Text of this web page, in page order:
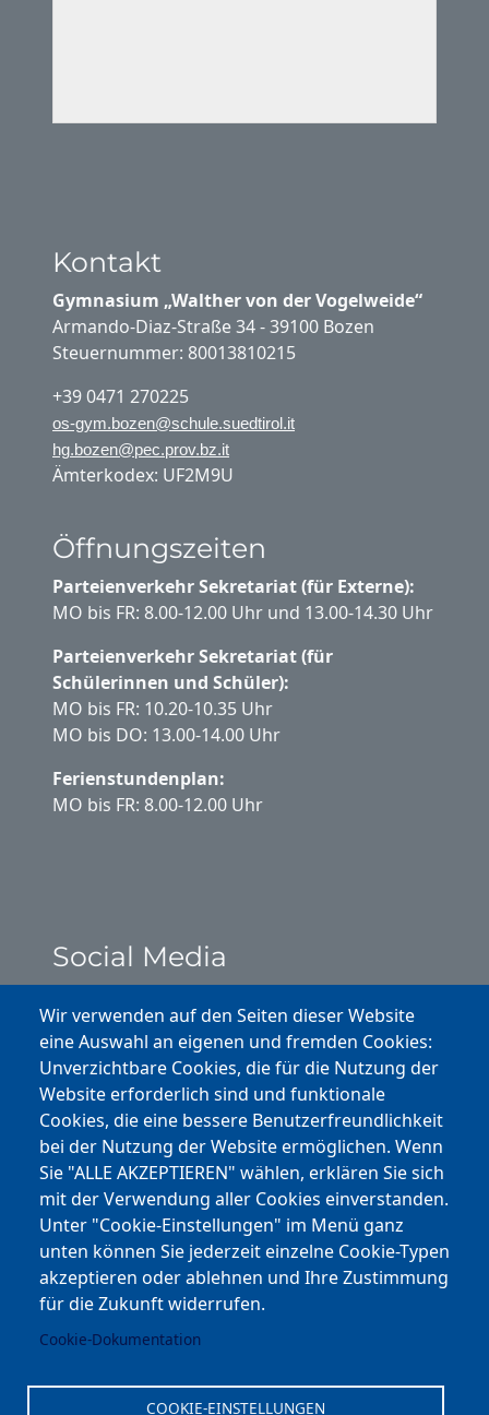
Wir verwenden auf den Seiten dieser Website
eine Auswahl an eigenen und fremden Cookies:
Unverzichtbare Cookies, die für die Nutzung der
Website erforderlich sind und funktionale
Cookies, die eine bessere Benutzerfreundlichkeit
bei der Nutzung der Website ermöglichen. Wenn
Sie "ALLE AKZEPTIEREN" wählen, erklären Sie sich
mit der Verwendung aller Cookies einverstanden.
Unter "Cookie-Einstellungen" im Menü ganz
unten können Sie jederzeit einzelne Cookie-Typen
akzeptieren oder ablehnen und Ihre Zustimmung
für die Zukunft widerrufen.
Cookie-Dokumentation
COOKIE-EINSTELLUNGEN
Kontakt
Gymnasium „Walther von der Vogelweide“
Armando-Diaz-Straße 34 - 39100 Bozen
Steuernummer: 80013810215
+39 0471 270225
os-gym.bozen@schule.suedtirol.it
hg.bozen@pec.prov.bz.it
Ämterkodex: UF2M9U
Öffnungszeiten
Parteienverkehr Sekretariat (für Externe):
MO bis FR: 8.00-12.00 Uhr und 13.00-14.30 Uhr
Parteienverkehr Sekretariat (für
Schülerinnen und Schüler):
MO bis FR: 10.20-10.35 Uhr
MO bis DO: 13.00-14.00 Uhr
Ferienstundenplan:
MO bis FR: 8.00-12.00 Uhr
Social Media
Instagram
Facebook
Youtube
Andere Bereiche
transp. Verwaltung / Amm. Trasparente
Nationaler Plan für Aufbau und Resilienz
Cookie-Einstellungen
Kontakt
⎋ Autonome Provinz Bozen